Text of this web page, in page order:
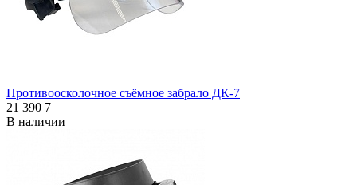
Противоосколочное съёмное забрало ДК-7
21 390 7
В наличии